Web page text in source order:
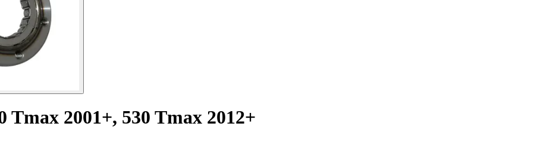
2001+, 530 Tmax 2012+